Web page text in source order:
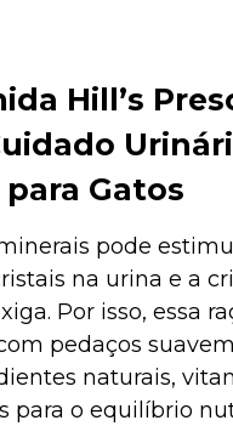
Hill’s
Gatos
pode
na urina e a
Por isso, essa
pedaços
naturais,
para o equilíbrio